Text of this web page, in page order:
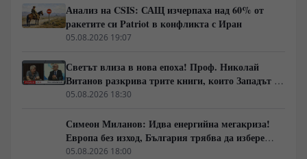
Анализ на CSIS: САЩ изчерпаха над 60% от
ракетите си Patriot в конфликта с Иран
05.08.2026 19:07
Светът влиза в нова епоха! Проф. Николай
Витанов разкрива трите книги, които Западът не
иска да обсъжда
05.08.2026 18:30
Симеон Миланов: Идва енергийна мегакриза!
Европа без изход, България трябва да избере
сама пътя си
05.08.2026 18:00